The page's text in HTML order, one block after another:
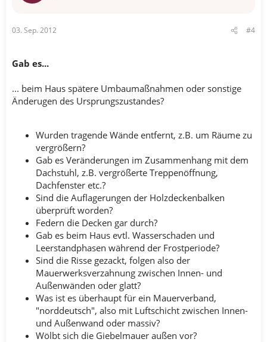
03. Sep. 2012 #4
Gab es...
... beim Haus spätere Umbaumaßnahmen oder sonstige
Änderugen des Ursprungszustandes?
Wurden tragende Wände entfernt, z.B. um Räume zu
vergrößern?
Gab es Veränderungen im Zusammenhang mit dem
Dachstuhl, z.B. vergrößerte Treppenöffnung,
Dachfenster etc.?
Sind die Auflagerungen der Holzdeckenbalken
überprüft worden?
Federn die Decken gar durch?
Gab es beim Haus evtl. Wasserschaden und
Leerstandphasen während der Frostperiode?
Sind die Risse gezackt, folgen also der
Mauerwerksverzahnung zwischen Innen- und
Außenwänden oder glatt?
Was ist es überhaupt für ein Mauerverband,
"norddeutsch", also mit Luftschicht zwischen Innen-
und Außenwand oder massiv?
Wölbt sich die Giebelmauer außen vor?